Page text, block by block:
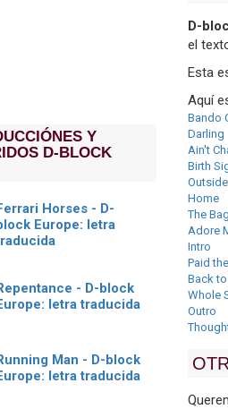
D-
el
Esta
Aquí
Bando
Darling
Ain't
Birth
Outside
Home
The Bag
Adore
Intro
Paid
Back
Whole
Outro
Y
D-BLOCK
Horses - D-
Europe: letra
- D-block
letra traducida
Man - D-block
letra traducida